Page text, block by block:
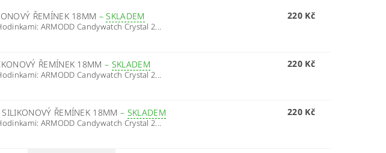
ŘEMÍNEK 18MM –SKLADEM
ARMODD Candywatch Crystal 2...
220 Kč
ŘEMÍNEK 18MM– SKLADEM
ARMODD Candywatch Crystal 2...
220 Kč
SILIKONOVÝ ŘEMÍNEK 18MM– SKLADEM
ARMODD Candywatch Crystal 2...
220 Kč